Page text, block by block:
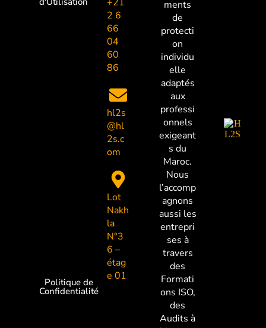
ments
de
protecti
on
individu
elle
adaptés
aux
professi
onnels
exigeant
s du
Maroc.
Nous
l’accomp
agnons
aussi les
entrepri
ses à
travers
des
Formati
ons ISO,
des
Audits à
2 6
66
04
60
86
hl2s
@hl
2s.c
om
Lot
Nakh
la
N°3
6 –
étag
e 01
Politique de
Confidentialité